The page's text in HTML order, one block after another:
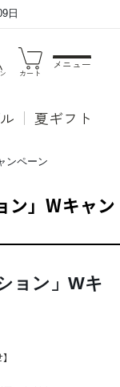
日
カート
メニュー
夏ギフト
ンペーン
ン」Wキャン
ョン」Wキ